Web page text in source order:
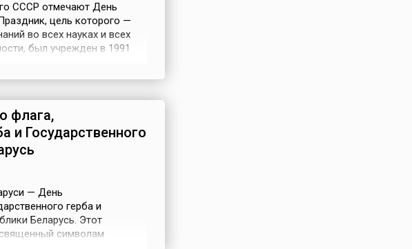
СССР отмечают День
цель которого —
во всех науках и всех
был учрежден в 1991
флага,
и Государственного
— День
герба и
Беларусь. Этот
символам